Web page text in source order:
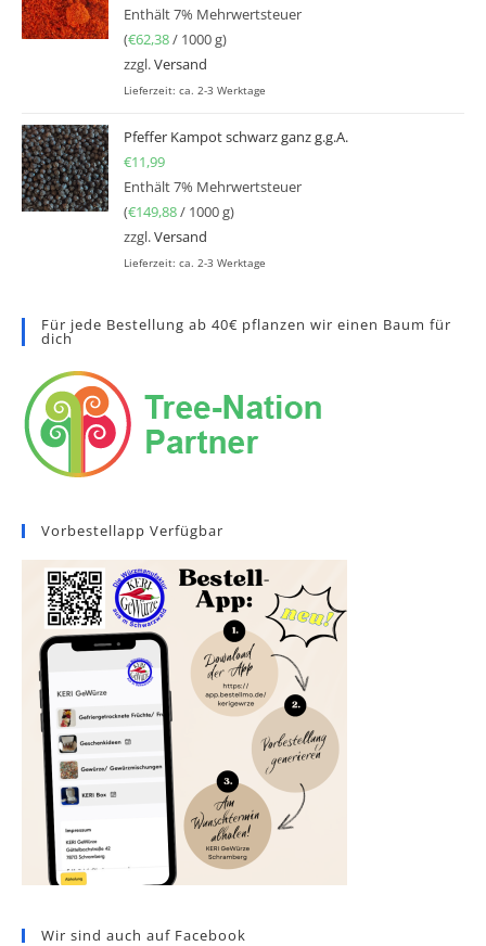
Enthält 7% Mehrwertsteuer
(€62,38/ 1000 g)
zzgl.Versand
Lieferzeit: ca. 2-3 Werktage
Pfeffer Kampot schwarz ganz g.g.A.
€11,99
Enthält 7% Mehrwertsteuer
(€149,88/ 1000 g)
zzgl.Versand
Lieferzeit: ca. 2-3 Werktage
Für jede Bestellung ab 40€ pflanzen wir einen Baum für
dich
Vorbestellapp Verfügbar
Wir sind auch auf Facebook